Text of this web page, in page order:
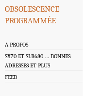
obsolescence
programmée
A PROPOS
SX70 ET SLR680 … BONNES
ADRESSES ET PLUS
FEED